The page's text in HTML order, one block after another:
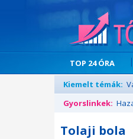
TOP 24 ÓRA
Kiemelt témák:
Gyorslinkek:
Tolaji bola